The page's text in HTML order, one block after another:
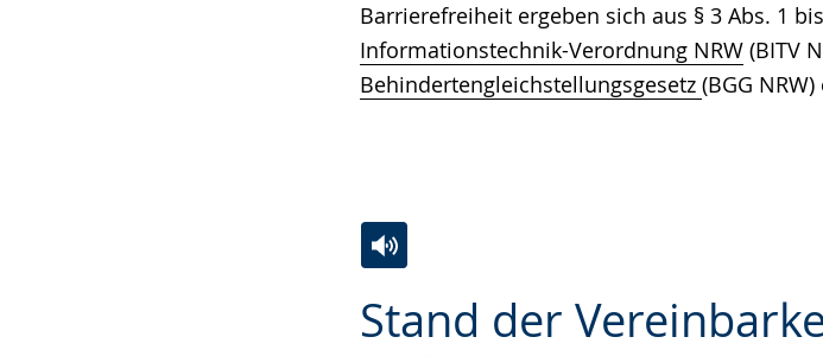
Barrierefreiheit ergeben sich aus § 3 Abs. 1
Informationstechnik-Verordnung NRW (BITV
Behindertengleichstellungsgesetz (BGG
Stand der
Leichten
Audio-
Video